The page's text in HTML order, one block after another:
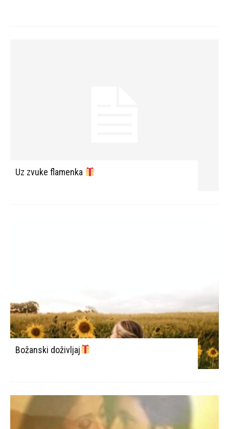
Uz zvuke flamenka
Božanski doživljaj